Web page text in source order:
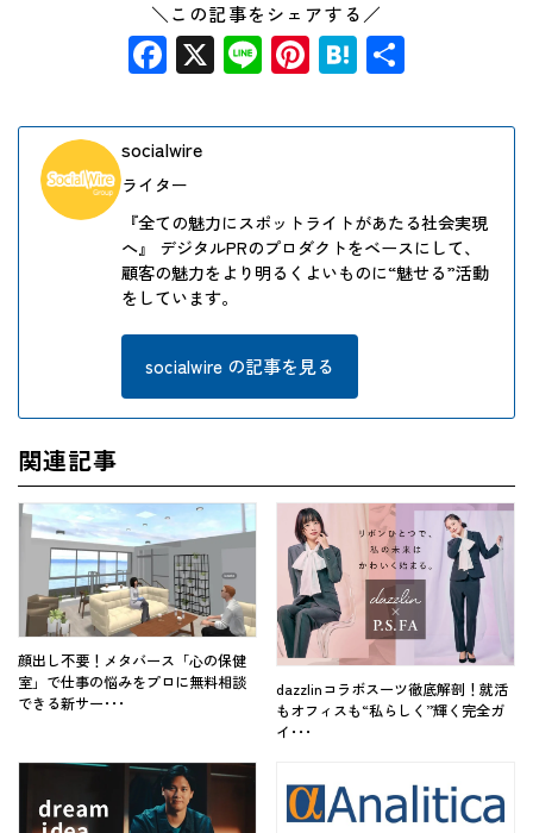
＼この記事をシェアする／
Facebook
X LinePinterest
Hatena
socialwire
ライター
『全ての魅力にスポットライトがあたる社会実現
へ』 デジタルPRのプロダクトをベースにして、
顧客の魅力をより明るくよいものに“魅せる”活動
をしています。
socialwire の記事を見る
関連記事
顔出し不要！メタバース「心の保健
室」で仕事の悩みをプロに無料相談
できる新サー･･･
dazzlinコラボスーツ徹底解剖！就活
もオフィスも“私らしく”輝く完全ガ
イ･･･